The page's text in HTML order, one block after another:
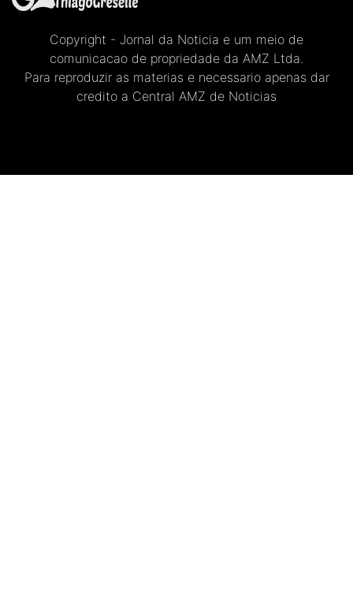
Copyright - Jornal da Noticia e um meio de
comunicacao de propriedade da AMZ Ltda.
Para reproduzir as materias e necessario apenas dar
credito a Central AMZ de Noticias